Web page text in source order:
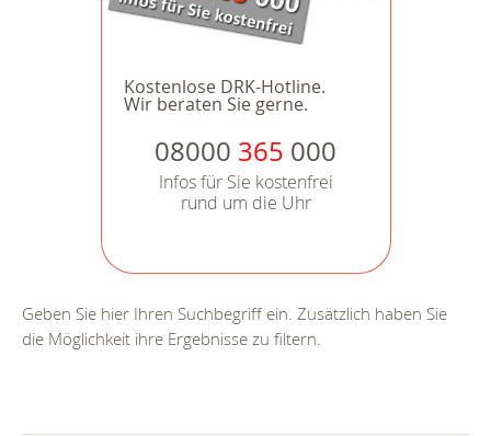
Kostenlose DRK-Hotline.
Wir beraten Sie gerne.
08000 365 000
Infos für Sie kostenfrei
rund um die Uhr
Geben Sie hier Ihren Suchbegriff ein. Zusätzlich haben Sie
die Möglichkeit ihre Ergebnisse zu filtern.